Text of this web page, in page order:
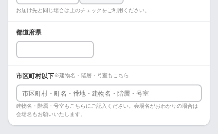
お届け先と同じ場合は上のチェックをご利用ください。
都道府県
市区町村以下※建物名・階層・号室もこちら
建物名・階層・号室もこちらにご記入ください。会場名がおわかりの場合は
会場名もお願いいたします。